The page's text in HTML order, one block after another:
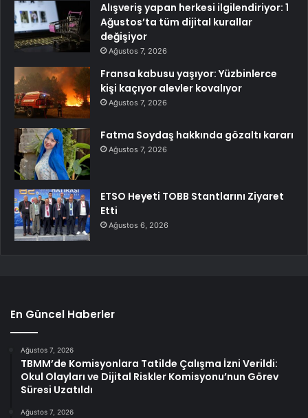
Alışveriş yapan herkesi ilgilendiriyor: 1
Ağustos’ta tüm dijital kurallar
değişiyor
Ağustos 7, 2026
Fransa kabusu yaşıyor: Yüzbinlerce
kişi kaçıyor alevler kovalıyor
Ağustos 7, 2026
Fatma Soydaş hakkında gözaltı kararı
Ağustos 7, 2026
ETSO Heyeti TOBB Stantlarını Ziyaret
Etti
Ağustos 6, 2026
En Güncel Haberler
Ağustos 7, 2026
TBMM’de Komisyonlara Tatilde Çalışma İzni Verildi:
Okul Olayları ve Dijital Riskler Komisyonu’nun Görev
Süresi Uzatıldı
Ağustos 7, 2026